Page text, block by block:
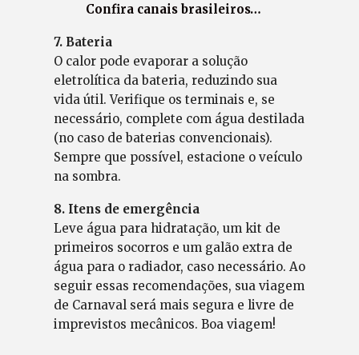
Confira canais brasileiros…
7. Bateria
O calor pode evaporar a solução
eletrolítica da bateria, reduzindo sua
vida útil. Verifique os terminais e, se
necessário, complete com água destilada
(no caso de baterias convencionais).
Sempre que possível, estacione o veículo
na sombra.
8. Itens de emergência
Leve água para hidratação, um kit de
primeiros socorros e um galão extra de
água para o radiador, caso necessário. Ao
seguir essas recomendações, sua viagem
de Carnaval será mais segura e livre de
imprevistos mecânicos. Boa viagem!